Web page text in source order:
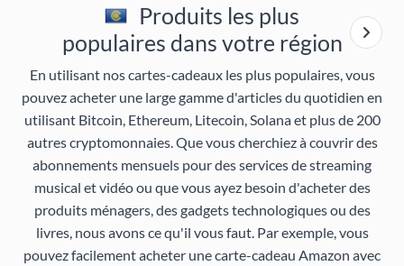
Produits les plus
populaires dans votre région
En utilisant nos cartes-cadeaux les plus populaires, vous
pouvez acheter une large gamme d'articles du quotidien en
utilisant Bitcoin, Ethereum, Litecoin, Solana et plus de 200
autres cryptomonnaies. Que vous cherchiez à couvrir des
abonnements mensuels pour des services de streaming
musical et vidéo ou que vous ayez besoin d'acheter des
produits ménagers, des gadgets technologiques ou des
livres, nous avons ce qu'il vous faut. Par exemple, vous
pouvez facilement acheter une carte-cadeau Amazon avec